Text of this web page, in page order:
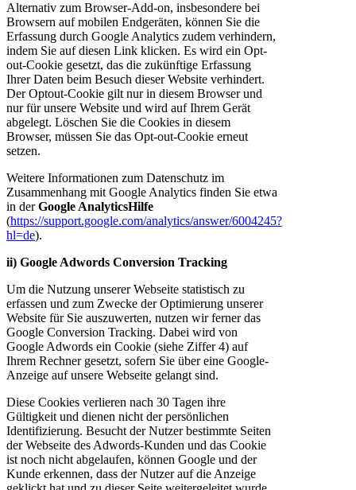
Alternativ zum Browser-Add-on, insbesondere bei
Browsern auf mobilen Endgeräten, können Sie die
Erfassung durch Google Analytics zudem verhindern,
indem Sie auf diesen Link klicken. Es wird ein Opt-
out-Cookie gesetzt, das die zukünftige Erfassung
Ihrer Daten beim Besuch dieser Website verhindert.
Der Optout-Cookie gilt nur in diesem Browser und
nur für unsere Website und wird auf Ihrem Gerät
abgelegt. Löschen Sie die Cookies in diesem
Browser, müssen Sie das Opt-out-Cookie erneut
setzen.
Weitere Informationen zum Datenschutz im
Zusammenhang mit Google Analytics finden Sie etwa
in derGoogle AnalyticsHilfe
(https://support.google.com/analytics/answer/6004245?
hl=de).
ii) Google Adwords Conversion Tracking
Um die Nutzung unserer Webseite statistisch zu
erfassen und zum Zwecke der Optimierung unserer
Website für Sie auszuwerten, nutzen wir ferner das
Google Conversion Tracking. Dabei wird von
Google Adwords ein Cookie (siehe Ziffer 4) auf
Ihrem Rechner gesetzt, sofern Sie über eine Google-
Anzeige auf unsere Webseite gelangt sind.
Diese Cookies verlieren nach 30 Tagen ihre
Gültigkeit und dienen nicht der persönlichen
Identifizierung. Besucht der Nutzer bestimmte Seiten
der Webseite des Adwords-Kunden und das Cookie
ist noch nicht abgelaufen, können Google und der
Kunde erkennen, dass der Nutzer auf die Anzeige